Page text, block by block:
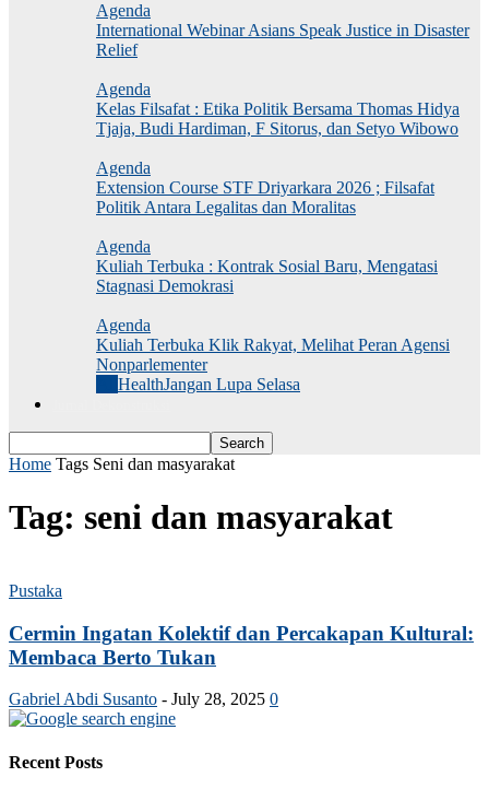
Agenda
International Webinar Asians Speak Justice in Disaster
Relief
Agenda
Kelas Filsafat : Etika Politik Bersama Thomas Hidya
Tjaja, Budi Hardiman, F Sitorus, dan Setyo Wibowo
Agenda
Extension Course STF Driyarkara 2026 ; Filsafat
Politik Antara Legalitas dan Moralitas
Agenda
Kuliah Terbuka : Kontrak Sosial Baru, Mengatasi
Stagnasi Demokrasi
Agenda
Kuliah Terbuka Klik Rakyat, Melihat Peran Agensi
Nonparlementer
HealthJangan Lupa Selasa
Home Tags Seni dan masyarakat
Tag: seni dan masyarakat
Pustaka
Cermin Ingatan Kolektif dan Percakapan Kultural:
Membaca Berto Tukan
Gabriel Abdi Susanto - July 28, 2025 0
Recent Posts